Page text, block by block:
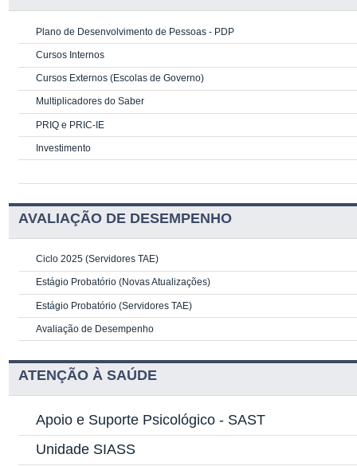
Plano de Desenvolvimento de Pessoas - PDP
Cursos Internos
Cursos Externos (Escolas de Governo)
Multiplicadores do Saber
PRIQ e PRIC-IE
Investimento
AVALIAÇÃO DE DESEMPENHO
Ciclo 2025 (Servidores TAE)
Estágio Probatório (Novas Atualizações)
Estágio Probatório (Servidores TAE)
Avaliação de Desempenho
ATENÇÃO À SAÚDE
Apoio e Suporte Psicológico - SAST
Unidade SIASS